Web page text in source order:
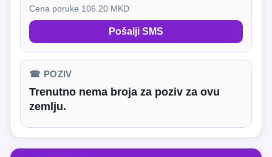
Cena poruke 106.20 MKD
Pošalji SMS
☎ POZIV
Trenutno nema broja za poziv za ovu
zemlju.